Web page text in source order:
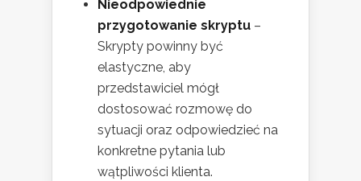
Nieodpowiednie
przygotowanie skryptu –
Skrypty powinny być
elastyczne, aby
przedstawiciel mógł
dostosować rozmowę do
sytuacji oraz odpowiedzieć na
konkretne pytania lub
wątpliwości klienta.